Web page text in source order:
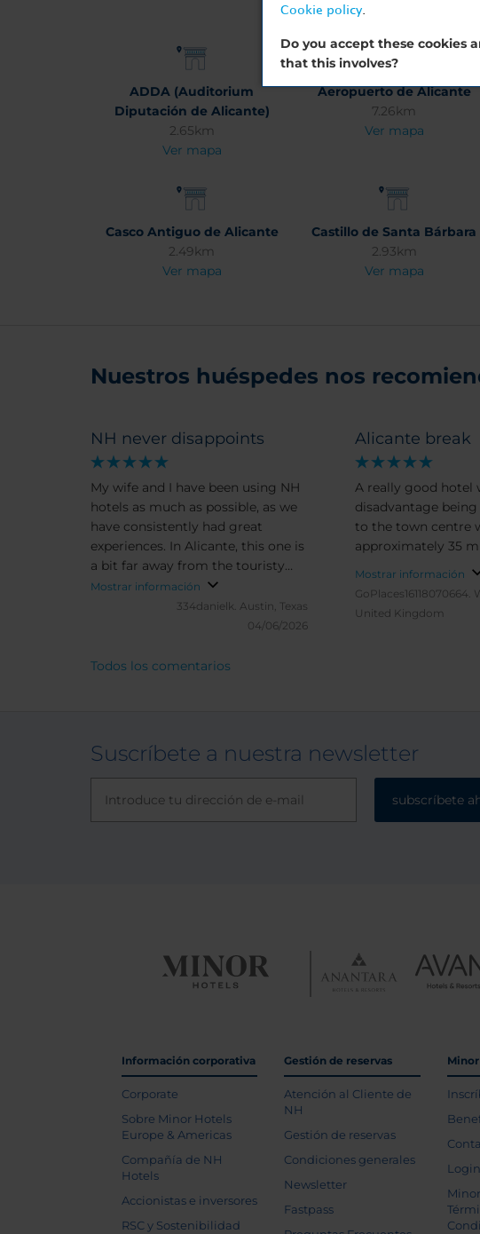
ADDA (Auditorium
Diputación de Alicante)
2.65km
Ver mapa
Aeropuerto de Alicante
7.26km
Ver mapa
Casco Antiguo de Alicante
2.49km
Ver mapa
Castillo de Santa Bárbara
2.93km
Ver mapa
Nuestros huéspedes nos
NH never disappoints
My wife and I have been using NH
hotels as much as possible, as we
have consistently had great
experiences. In Alicante, this one is
a bit far away from the touristy
area, so be prepared to use a bus
or taxi unless you want to start
with a long walk along not-so-
Mostrar información
334danielk. Austin, Texas
04/06/2026
Alicante break
A really good hotel
disadvantage
to the town centre
approximately 35
Mostrar información
GoPlaces16118070664.
United Kingdom
Todos los comentarios
Suscríbete a nuestra newsletter
subscríbete
Información corporativa
Corporate
Sobre Minor Hotels
Europe & Americas
Compañía de NH
Hotels
Accionistas e inversores
RSC y Sostenibilidad
Gestión de reservas
Atención al Cliente de
NH
Gestión de reservas
Condiciones generales
Newsletter
Fastpass
Minor
Login
Cookie policy.
Do you accept these cookies
that this involves?